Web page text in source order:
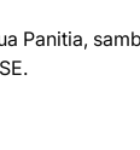
Panitia,